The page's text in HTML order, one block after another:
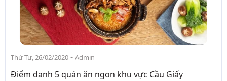
Thứ Tư, 26/02/2020 - Admin
Điểm danh 5 quán ăn ngon khu vực Cầu Giấy